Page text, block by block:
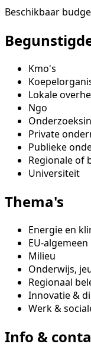
Beschikbaar
Kmo's
Lokale
Ngo
Private
Publieke
Regionale of
Universiteit
Thema's
Energie en
EU-algemeen
Milieu
Onderwijs,
Regionaal
Innovatie &
Werk &
Info &